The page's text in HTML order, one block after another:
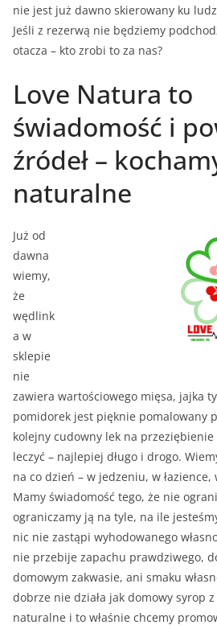
nie jest już dawno skierowany ku
Jeśli z rezerwą nie będziemy
otacza – kto zrobi to za nas?
Love Natura to
świadomość i
źródeł –
naturalne
Już od
dawna
wiemy,
że
wędlink
a w
sklepie
nie
zawiera wartościowego mięsa, jajka
pomidorek jest pięknie pomalowany
kolejny cudowny lek na przeziębienie
leczyć – najlepiej długo i drogo.
na co dzień – w jedzeniu, w
Mamy świadomość tego, że nie
ograniczamy ją na tyle, na ile
nic nie zastąpi wyhodowanego
nie przebije zapachu prawdziwego,
domowym zakwasie, ani smaku
dobrze nie działa jak domowy syrop
naturalne i to właśnie chcemy